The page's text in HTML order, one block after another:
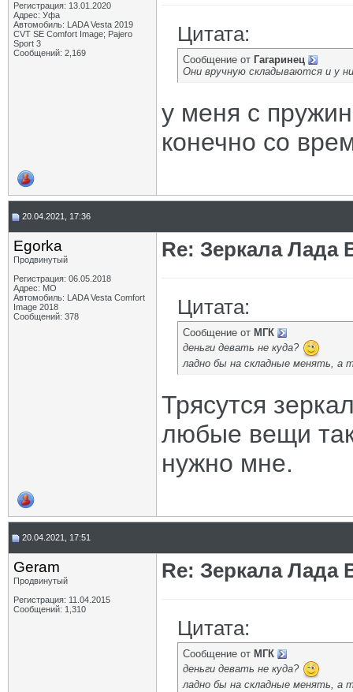
Регистрация: 13.01.2020
Адрес: Уфа
Автомобиль: LADA Vesta 2019
CVT SE Comfort Image; Pajero
Sport 3
Сообщений: 2,169
Цитата:
Сообщение от Гагаринец
Они вручную складываются и у
у меня с
конечно со
20.04.2021, 17:36
Egorka
Продвинутый
Регистрация: 06.05.2018
Адрес: МО
Автомобиль: LADA Vesta Comfort
Image 2018
Сообщений: 378
Re: Зеркала Лада
Цитата:
Сообщение от МГК
деньги девать не куда?
ладно бы на складные менять, а
Трясутся
любые вещи
нужно мне.
20.04.2021, 17:51
Geram
Продвинутый
Регистрация: 11.04.2015
Сообщений: 1,310
Re: Зеркала Лада
Цитата:
Сообщение от МГК
деньги девать не куда?
ладно бы на складные менять, а